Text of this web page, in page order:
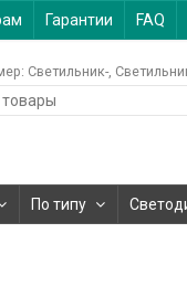
Гарантии FAQ
Светильник-
По типу